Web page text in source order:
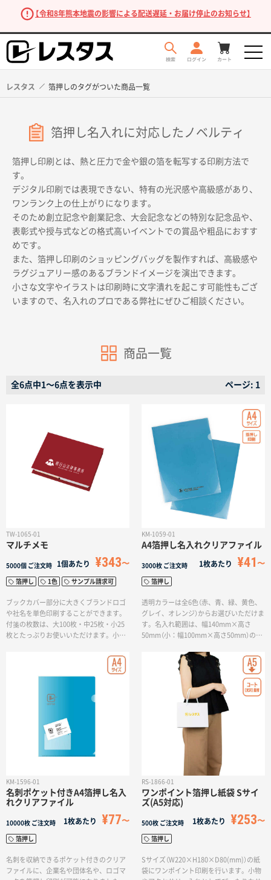
【令和8年熊本地震の影響による配送遅延・お届け停止のお知らせ】
商品を探す
商品カテゴリーから探す
目的・シーンから探す
イベントから探す
サイトメニュー
初めての方へ
ご注文の流れ
データ入稿ガイド
よくあるご質問
名入れグループサイト
レスタス 箔押しのタグがついた商品一覧
箔押し名入れに対応したノベルティ
箔押し印刷とは、熱と圧力で金や銀の箔を転写する印刷方法で
す。
デジタル印刷では表現できない、特有の光沢感や高級感があり、
ワンランク上の仕上がりになります。
そのため創立記念や創業記念、大会記念などの特別な記念品や、
表彰式や授与式などの格式高いイベントでの賞品や粗品におすす
めです。
また、箔押し印刷のショッピングバッグを製作すれば、高級感や
ラグジュアリー感のあるブランドイメージを演出できます。
小さな文字やイラストは印刷時に文字潰れを起こす可能性もござ
いますので、名入れのプロである弊社にぜひご相談ください。
商品一覧
全6点中1〜6点を表示中 ページ: 1
TW-1065-01
マルチメモ
5000個 ご注文時 1個あたり ¥343
箔押し 1色 サンプル請求可
ブックカバー部分に大きくブランドロゴ
や社名を単色印刷することができます。
付箋の枚数は、大100枚・中25枚・小25
枚とたっぷりお使いいただけます。小さ
使い分けることができます。展示会来場
記念品やオープンキャンパスの粗品とし
てお使いいただけます。
KM-1059-01
A4箔押し名入れクリアファイル
3000枚 ご注文時 1枚あたり ¥41
箔押し
透明カラーは全6色（赤、青、緑、黄色、
グレイ、オレンジ）からお選びいただけま
す。名入れ範囲は、幅140mm×高さ
50mm（小：幅100mm×高さ50mm）のレ
だけます。箔押しの色はゴールド、シル
バーに加え、ブラック、レッドメタリッ
ク、ブルーメタリック、グリーンメタリ
ックの6色からお選びいただけます。
KM-1596-01
名刺ポケット付きA4箔押し名入
れクリアファイル
10000枚 ご注文時 1枚あたり ¥77
箔押し
名刺を収納できるポケット付きのクリア
ファイルに、企業名や団体名や、ロゴマ
RS-1866-01
ワンポイント箔押し紙袋 Sサイ
ズ(A5対応)
500枚 ご注文時 1枚あたり ¥253
箔押し
Sサイズ（W220×H180×D80(mm)）の紙
袋にワンポイント印刷を行います。小物